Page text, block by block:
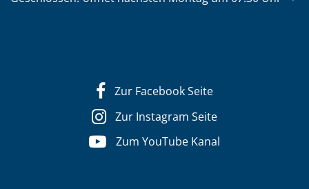
Zur Facebook Seite
Zur Instagram Seite
Zum YouTube Kanal